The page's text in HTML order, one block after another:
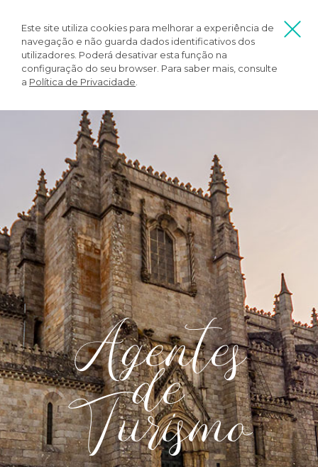
Este site utiliza cookies para melhorar a experiência de
navegação e não guarda dados identificativos dos
utilizadores. Poderá desativar esta função na
configuração do seu browser. Para saber mais, consulte
a Política de Privacidade
Agentes
de
Turismo